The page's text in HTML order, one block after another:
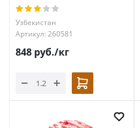
Узбекистан
Артикул: 260581
848 руб./кг